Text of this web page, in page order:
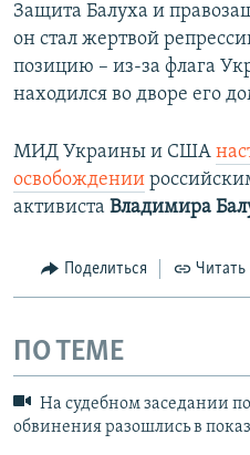
Защита Балуха и
он стал жертвой
позицию – из-за флага
находился во дворе его
МИД Украины и США
освобождении
активиста Владимира
Поделиться Читать
ПО ТЕМЕ
На судебном заседании
обвинения разошлись в